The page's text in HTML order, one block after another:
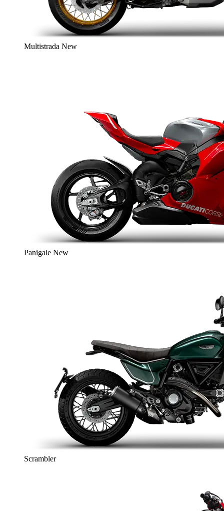
Multistrada New
Panigale New
Scrambler